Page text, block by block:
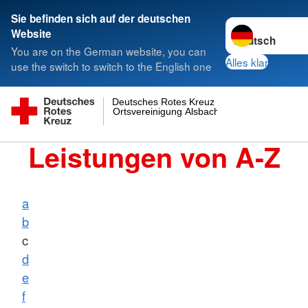
Sie befinden sich auf der deutschen
Website
You are on the German website, you can
use the switch to switch to the English one
Sprache
Alles klar
Ortsvereinigung Alsbach
Deutsches Rotes Kreuz
Leistungen von A-Z
a
b
c
d
e
f